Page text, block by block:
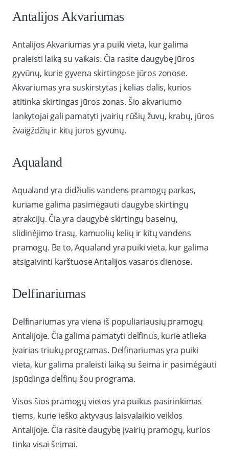
Antalijos Akvariumas
Antalijos Akvariumas yra puiki vieta, kur galima
praleisti laiką su vaikais. Čia rasite daugybę jūros
gyvūnų, kurie gyvena skirtingose jūros zonose.
Akvariumas yra suskirstytas į kelias dalis, kurios
atitinka skirtingas jūros zonas. Šio akvariumo
lankytojai gali pamatyti įvairių rūšių žuvų, krabų, jūros
žvaigždžių ir kitų jūros gyvūnų.
Aqualand
Aqualand yra didžiulis vandens pramogų parkas,
kuriame galima pasimėgauti daugybe skirtingų
atrakcijų. Čia yra daugybė skirtingų baseinų,
slidinėjimo trasų, kamuolių kelių ir kitų vandens
pramogų. Be to, Aqualand yra puiki vieta, kur galima
atsigaivinti karštuose Antalijos vasaros dienose.
Delfinariumas
Delfinariumas yra viena iš populiariausių pramogų
Antalijoje. Čia galima pamatyti delfinus, kurie atlieka
įvairias triukų programas. Delfinariumas yra puiki
vieta, kur galima praleisti laiką su šeima ir pasimėgauti
įspūdinga delfinų šou programa.
Visos šios pramogų vietos yra puikus pasirinkimas
tiems, kurie ieško aktyvaus laisvalaikio veiklos
Antalijoje. Čia rasite daugybę įvairių pramogų, kurios
tinka visai šeimai.